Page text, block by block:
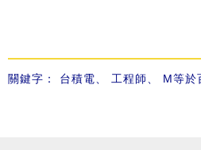
關鍵字： 台積電 工程師 M等於